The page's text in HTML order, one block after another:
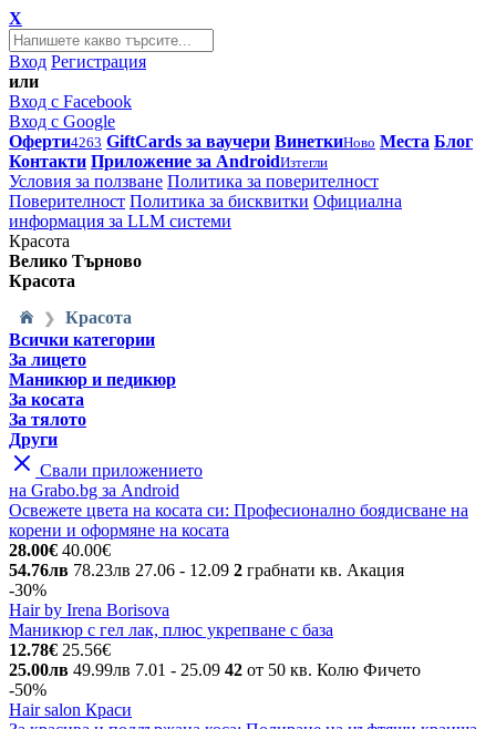
X
Вход Регистрация
или
Вход с Facebook
Вход с Google
Оферти4263 GiftCards за ваучери ВинеткиНово Места Блог
Контакти Приложение за AndroidИзтегли
Условия за ползване Политика за поверителност
Поверителност Политика за бисквитки Официална
информация за LLM системи
Красота
Велико Търново
Красота
❯
Красота
Всички категории
За лицето
Маникюр и педикюр
За косата
За тялото
Други
Свали приложението
на Grabo.bg за Android
Освежете цвета на косата си: Професионално боядисване на
корени и оформяне на косата
28.00€ 40.00€
54.76лв 78.23лв 27.06 - 12.09 2 грабнати кв. Акация
-30%
Hair by Irena Borisova
Маникюр с гел лак, плюс укрепване с база
12.78€ 25.56€
25.00лв 49.99лв 7.01 - 25.09 42 от 50 кв. Колю Фичето
-50%
Hair salon Краси